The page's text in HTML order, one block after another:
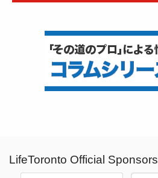
LifeToronto Official Sponsors